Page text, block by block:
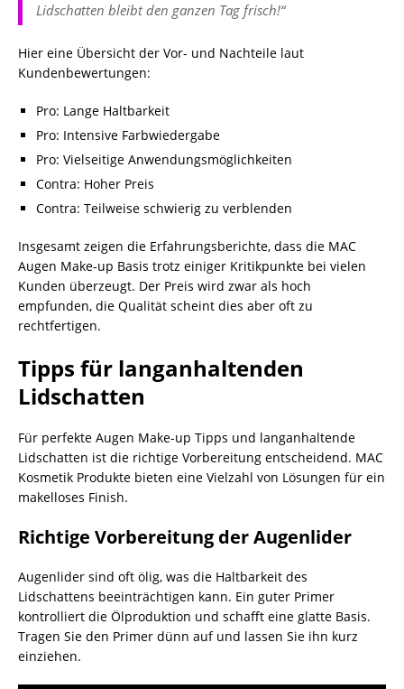
Lidschatten bleibt den ganzen Tag frisch!“
Hier eine Übersicht der Vor- und Nachteile laut
Kundenbewertungen:
Pro: Lange Haltbarkeit
Pro: Intensive Farbwiedergabe
Pro: Vielseitige Anwendungsmöglichkeiten
Contra: Hoher Preis
Contra: Teilweise schwierig zu verblenden
Insgesamt zeigen die Erfahrungsberichte, dass die MAC
Augen Make-up Basis trotz einiger Kritikpunkte bei vielen
Kunden überzeugt. Der Preis wird zwar als hoch
empfunden, die Qualität scheint dies aber oft zu
rechtfertigen.
Tipps für langanhaltenden
Lidschatten
Für perfekte Augen Make-up Tipps und langanhaltende
Lidschatten ist die richtige Vorbereitung entscheidend. MAC
Kosmetik Produkte bieten eine Vielzahl von Lösungen für ein
makelloses Finish.
Richtige Vorbereitung der Augenlider
Augenlider sind oft ölig, was die Haltbarkeit des
Lidschattens beeinträchtigen kann. Ein guter Primer
kontrolliert die Ölproduktion und schafft eine glatte Basis.
Tragen Sie den Primer dünn auf und lassen Sie ihn kurz
einziehen.